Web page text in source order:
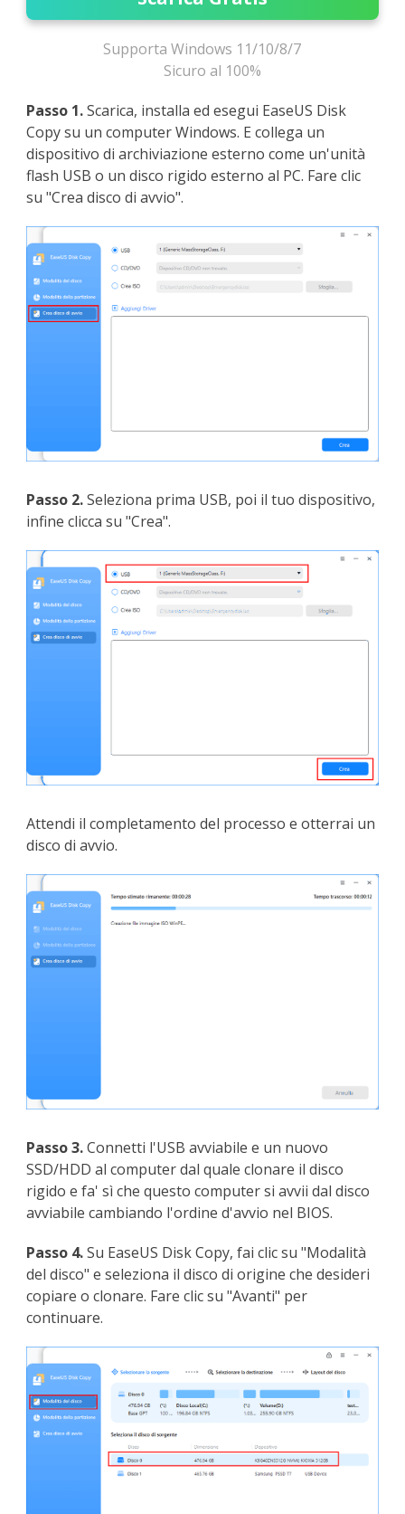
Supporta Windows 11/10/8/7
Sicuro al 100%
Passo 1.Scarica, installa ed esegui EaseUS Disk
Copy su un computer Windows. E collega un
dispositivo di archiviazione esterno come un'unità
flash USB o un disco rigido esterno al PC. Fare clic
su "Crea disco di avvio".
Passo 2.Seleziona prima USB, poi il tuo dispositivo,
infine clicca su "Crea".
Attendi il completamento del processo e otterrai un
disco di avvio.
Passo 3.Connetti l'USB avviabile e un nuovo
SSD/HDD al computer dal quale clonare il disco
rigido e fa' sì che questo computer si avvii dal disco
avviabile cambiando l'ordine d'avvio nel BIOS.
Passo 4.Su EaseUS Disk Copy, fai clic su "Modalità
del disco" e seleziona il disco di origine che desideri
copiare o clonare. Fare clic su "Avanti" per
continuare.